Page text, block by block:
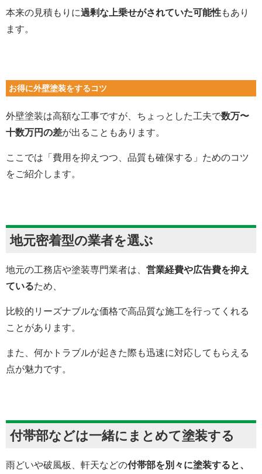
本来の見積もりに過剰な上乗せがされていた可能性もあり
ます。
お得に外壁塗装をするコツ
外壁塗装は高額な工事ですが、ちょっとした工夫で数万〜
十数万円の差が出ることもあります。
ここでは「費用を抑えつつ、品質も確保する」ためのコツ
をご紹介します。
地元密着型の業者を選ぶ
地元の工務店や塗装専門業者は、 営業経費や広告費を抑え
ているため、
比較的リーズナブルな価格で高品質な施工を行ってくれる
ことがあります。
また、何かトラブルが起きた際も迅速に対応してもらえる
点が魅力です。
付帯部などは一緒にまとめて塗装する
雨どいや破風板、軒天などの付帯部を別々に塗装すると、